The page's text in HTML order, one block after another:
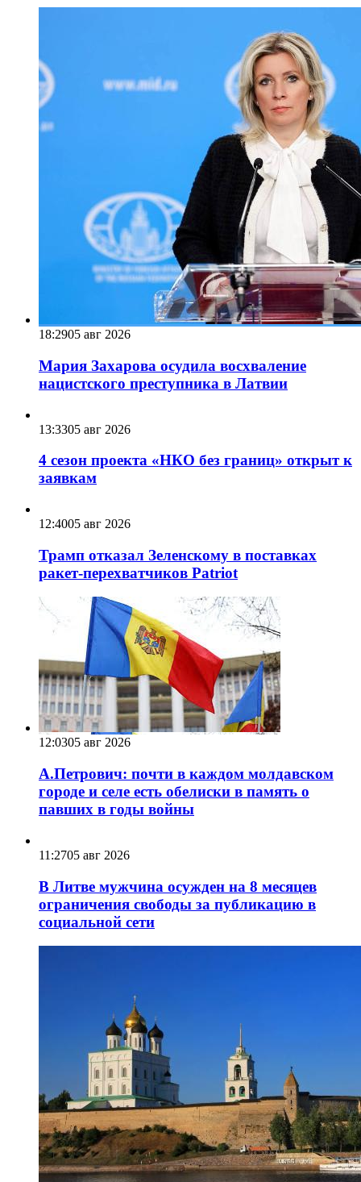
18:2905 авг 2026
Мария Захарова осудила восхваление
нацистского преступника в Латвии
13:3305 авг 2026
4 сезон проекта «НКО без границ» открыт к
заявкам
12:4005 авг 2026
Трамп отказал Зеленскому в поставках
ракет-перехватчиков Patriot
12:0305 авг 2026
А.Петрович: почти в каждом молдавском
городе и селе есть обелиски в память о
павших в годы войны
11:2705 авг 2026
В Литве мужчина осужден на 8 месяцев
ограничения свободы за публикацию в
социальной сети